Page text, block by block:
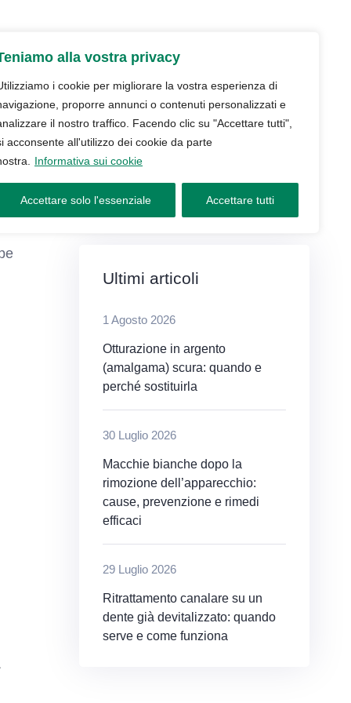
alla vostra privacy
i cookie per migliorare la vostra esperienza di
proporre annunci o contenuti personalizzati e
il nostro traffico. Facendo clic su "Accettare tutti",
acconsente all'utilizzo dei cookie da parte
Informativa sui cookie
Accettare solo l'essenziale Accettare tutti
Ultimi articoli
1 Agosto 2026
Otturazione in argento
(amalgama) scura: quando e
perché sostituirla
30 Luglio 2026
Macchie bianche dopo la
rimozione dell’apparecchio:
cause, prevenzione e rimedi
efficaci
29 Luglio 2026
Ritrattamento canalare su un
dente già devitalizzato: quando
serve e come funziona